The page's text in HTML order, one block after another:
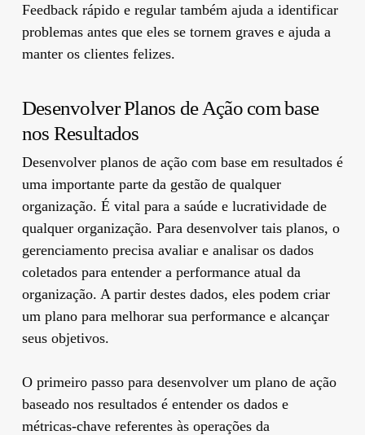
Feedback rápido e regular também ajuda a identificar
problemas antes que eles se tornem graves e ajuda a
manter os clientes felizes.
Desenvolver Planos de Ação com base
nos Resultados
Desenvolver planos de ação com base em resultados é
uma importante parte da gestão de qualquer
organização. É vital para a saúde e lucratividade de
qualquer organização. Para desenvolver tais planos, o
gerenciamento precisa avaliar e analisar os dados
coletados para entender a performance atual da
organização. A partir destes dados, eles podem criar
um plano para melhorar sua performance e alcançar
seus objetivos.
O primeiro passo para desenvolver um plano de ação
baseado nos resultados é entender os dados e
métricas-chave referentes às operações da